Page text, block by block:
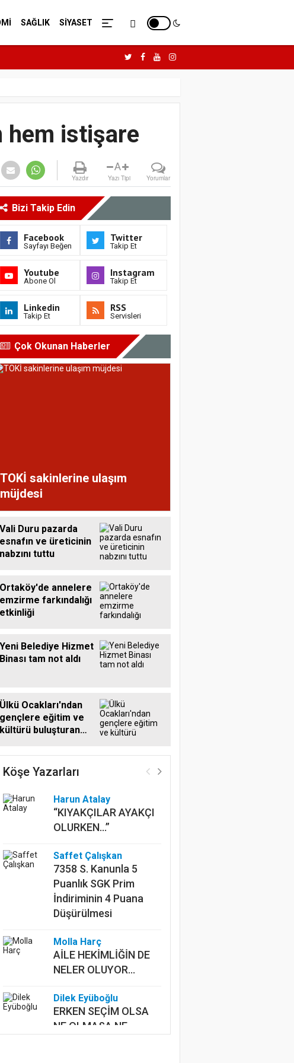
SAĞLIK SİYASET
hem istişare
Yazdır
A
Yazı Tipi Yorumlar
Bizi Takip Edin
Facebook
Sayfayı Beğen
Twitter
Takip Et
Youtube
Abone Ol
Instagram
Takip Et
Linkedin
Takip Et
RSS
Servisleri
Çok Okunan Haberler
TOKİ sakinlerine ulaşım
müjdesi
Vali Duru pazarda
esnafın ve üreticinin
nabzını tuttu
Ortaköy'de annelere
emzirme farkındalığı
etkinliği
Yeni Belediye Hizmet
Binası tam not aldı
Ülkü Ocakları'ndan
gençlere eğitim ve
kültürü buluşturan
Köşe Yazarları
Harun Atalay
“KIYAKÇILAR AYAKÇI
OLURKEN...”
Saffet Çalışkan
7358 S. Kanunla 5
Puanlık SGK Prim
İndiriminin 4 Puana
Düşürülmesi
Molla Harç
AİLE HEKİMLİĞİN DE
NELER OLUYOR...
Dilek Eyüboğlu
ERKEN SEÇİM OLSA
NE OLMASA NE